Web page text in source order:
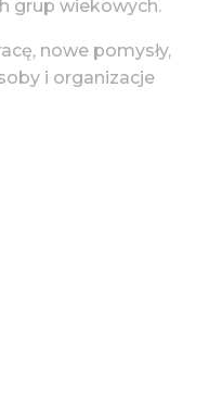
grup wiekowych.
nowe pomysły,
i organizacje